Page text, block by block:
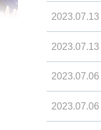
2023.07.13
2023.07.13
2023.07.06
2023.07.06